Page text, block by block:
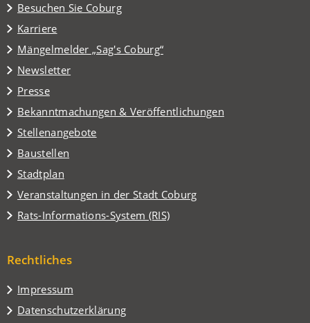
Besuchen Sie Coburg
(Öffnet
in
einem
neuen
Tab)
Karriere
Mängelmelder „Sag's Coburg“
(Öffnet
in
einem
neuen
Tab)
Newsletter
Presse
Bekanntmachungen & Veröffentlichungen
Stellenangebote
Baustellen
Stadtplan
(Öffnet
in
einem
neuen
Veranstaltungen in der Stadt Coburg
(Öffnet
in
einem
Tab)
Rats-Informations-System (RIS)
(Öffnet
neuen
Rechtliches
Impressum
Datenschutzerklärung